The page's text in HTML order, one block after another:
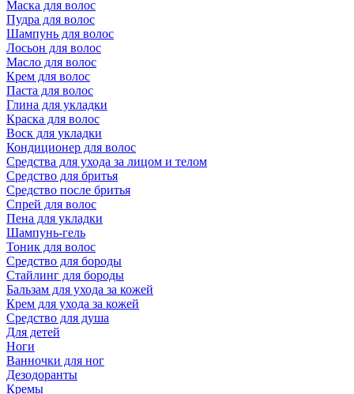
Маска для волос
Пудра для волос
Шампунь для волос
Лосьон для волос
Масло для волос
Крем для волос
Паста для волос
Глина для укладки
Краска для волос
Воск для укладки
Кондиционер для волос
Средства для ухода за лицом и телом
Средство для бритья
Средство после бритья
Спрей для волос
Пена для укладки
Шампунь-гель
Тоник для волос
Средство для бороды
Стайлинг для бороды
Бальзам для ухода за кожей
Крем для ухода за кожей
Средство для душа
Для детей
Ноги
Ванночки для ног
Дезодоранты
Кремы